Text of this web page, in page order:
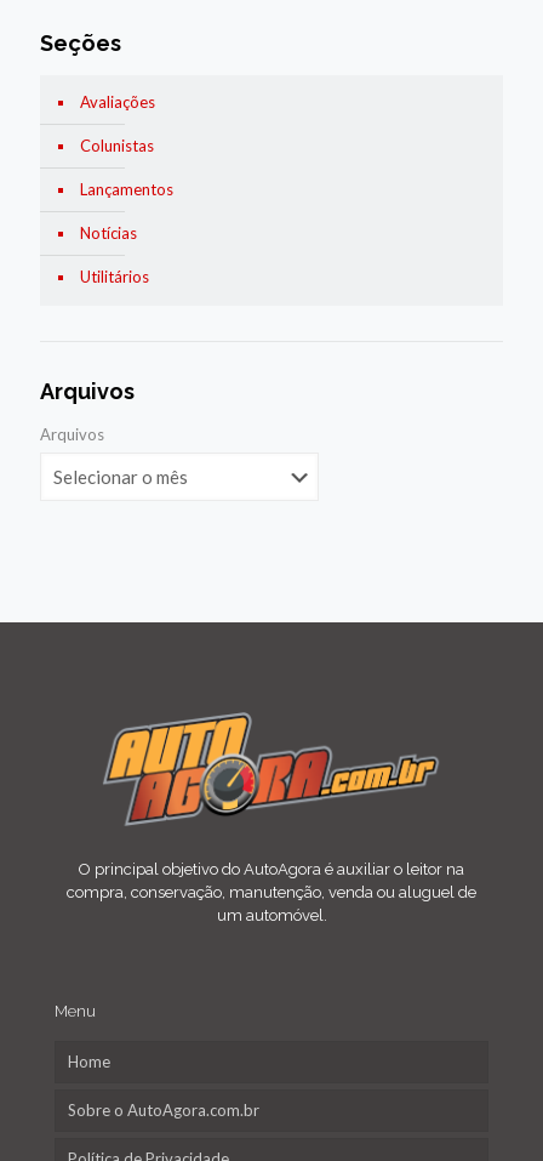
Seções
Avaliações
Colunistas
Lançamentos
Notícias
Utilitários
Arquivos
Arquivos
O principal objetivo do AutoAgora é auxiliar o leitor na
compra, conservação, manutenção, venda ou aluguel de
um automóvel.
Menu
Home
Sobre o AutoAgora.com.br